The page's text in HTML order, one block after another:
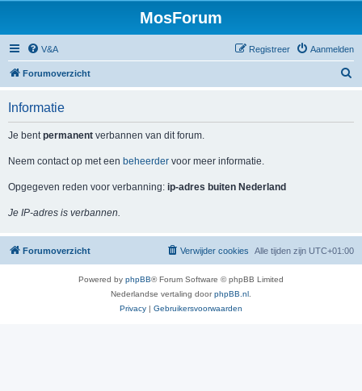
MosForum
V&A Aanmelden
Registreer
Forumoverzicht
Informatie
Je bentpermanent verbannen van dit forum.
Neem contact op met een beheerder voor meer informatie.
Opgegeven reden voor verbanning: ip-adres buiten Nederland
Je IP-adres is verbannen.
Forumoverzicht Alle tijden zijn UTC+01:00
Verwijder cookies
Powered by phpBB® Forum Software © phpBB Limited
Nederlandse vertaling doorphpBB.nl
Privacy | Gebruikersvoorwaarden